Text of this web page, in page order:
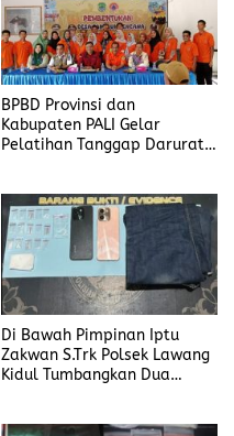
BPBD Provinsi dan
Kabupaten PALI Gelar
Pelatihan Tanggap Darurat
Di Bawah Pimpinan Iptu
Zakwan S.Trk Polsek Lawang
Kidul Tumbangkan Dua